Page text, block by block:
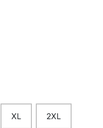
XL 2XL